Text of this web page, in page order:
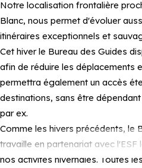
Notre localisation frontalière
Blanc, nous permet d'évoluer
itinéraires exceptionnels et
Cet hiver le Bureau des Guides
afin de réduire les déplacements
permettra également un accès
destinations, sans être
par ex.
Comme les hivers précédents, le
travaille en partenariat avec l'ESF
nos activités hivernales. Toutes